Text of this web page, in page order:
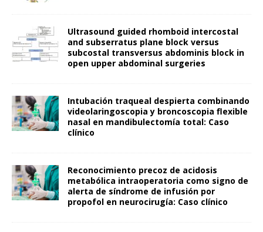
Ultrasound guided rhomboid intercostal
and subserratus plane block versus
subcostal transversus abdominis block in
open upper abdominal surgeries
Intubación traqueal despierta combinando
videolaringoscopia y broncoscopia flexible
nasal en mandibulectomía total: Caso
clínico
Reconocimiento precoz de acidosis
metabólica intraoperatoria como signo de
alerta de síndrome de infusión por
propofol en neurocirugía: Caso clínico